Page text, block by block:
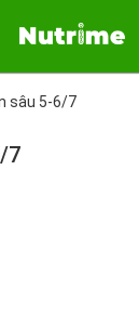
sâu 5-6/7
7